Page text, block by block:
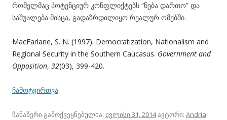
რომელმაც პოტენციურ კონფლიქტებს “ნება დართო” და
საშუალება მისცა, გადაზრდილიყო რეალურ ომებში.
MacFarlane, S. N. (1997). Democratization, Nationalism and
Regional Security in the Southern Caucasus. Government and
Opposition, 32(03), 399-420.
ჩამოტვირთვა
ჩანაწერი გამოქვეყნებულია: ივლისი 31, 2014ავტორი: Andria